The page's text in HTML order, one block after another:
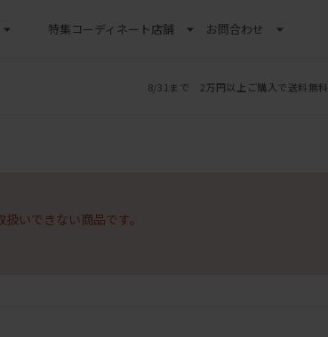
特集コーディネート店舗 お問合わせ
8/31まで 2万円以上ご購入で送料無料
いできない商品です。